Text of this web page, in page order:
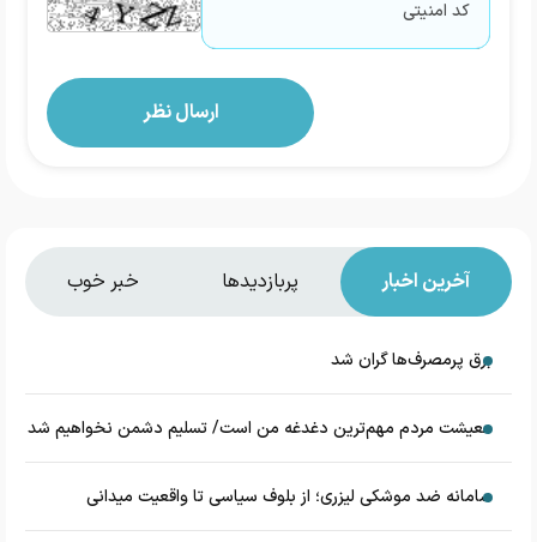
آخرین اخبار پربازدیدها خبر خوب
برق پرمصرف‌ها گران شد
معیشت مردم مهم‌ترین دغدغه من است/ تسلیم دشمن نخواهیم شد
سامانه ضد موشکی لیزری؛ از بلوف سیاسی تا واقعیت میدانی